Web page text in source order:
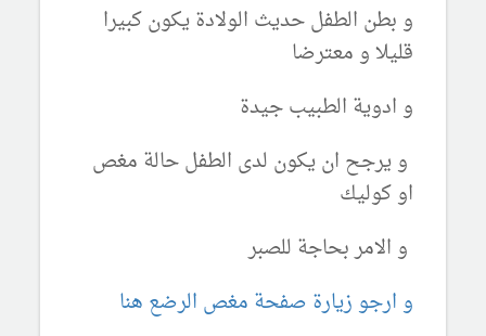
و بطن الطفل حديث الولادة يكون كبيرا
قليلا و معترضا
و ادوية الطبيب جيدة
و يرجح ان يكون لدى الطفل حالة مغص
او كوليك
و الامر بحاجة للصبر
و ارجو زيارة صفحة مغص الرضع هنا